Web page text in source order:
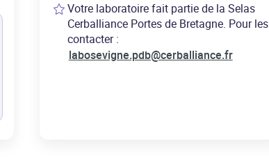
Votre laboratoire fait partie de la Selas
Cerballiance Portes de Bretagne. Pour les
contacter :
labosevigne.pdb@cerballiance.fr